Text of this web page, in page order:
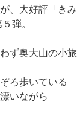
、大好評「きみ
弾。
ず奥大山の小旅
ろ歩いている
いながら